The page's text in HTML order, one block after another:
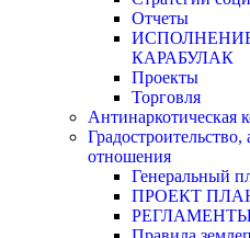
Отчеты
КАРАБУЛАК
Проекты
Торговля
Антинаркотическая
отношения
Генеральный
ПРОЕКТ